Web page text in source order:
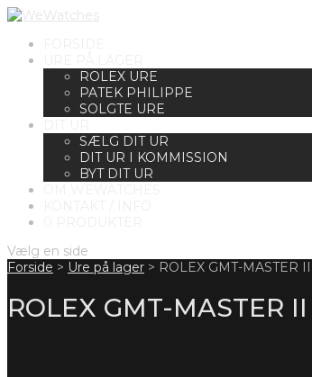
ROLEX URE
PATEK PHILIPPE
SOLGTE URE
SÆLG DIT UR
DIT UR I KOMMISSION
BYT DIT UR
Vælg en side
Forside > Ure på lager > ROLEX GMT-MASTER
ROLEX GMT-MASTER